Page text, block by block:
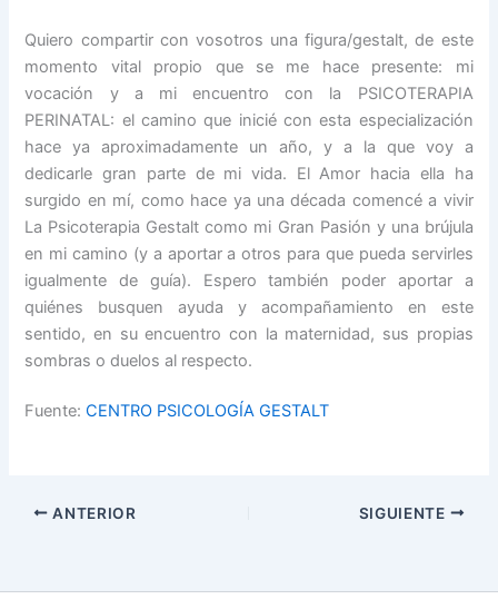
Quiero compartir con vosotros una figura/gestalt, de este
momento vital propio que se me hace presente: mi
vocación y a mi encuentro con la PSICOTERAPIA
PERINATAL: el camino que inicié con esta especialización
hace ya aproximadamente un año, y a la que voy a
dedicarle gran parte de mi vida. El Amor hacia ella ha
surgido en mí, como hace ya una década comencé a vivir
La Psicoterapia Gestalt como mi Gran Pasión y una brújula
en mi camino (y a aportar a otros para que pueda servirles
igualmente de guía). Espero también poder aportar a
quiénes busquen ayuda y acompañamiento en este
sentido, en su encuentro con la maternidad, sus propias
sombras o duelos al respecto.
Fuente:CENTRO PSICOLOGÍA GESTALT
ANTERIOR SIGUIENTE